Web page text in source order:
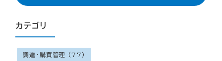
カテゴリ
調達・購買管理 (77)